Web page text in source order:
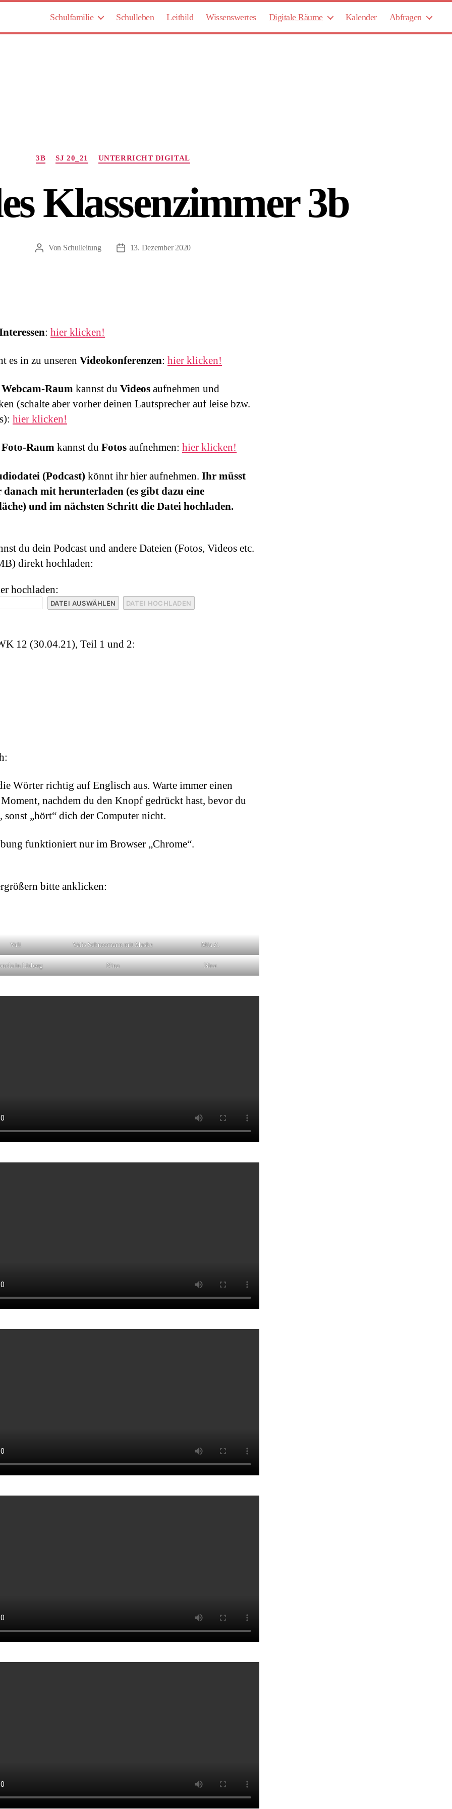
Schulfamilie Schulleben Leitbild Wissenswertes Digitale Räume Kalender Abfragen
Kategorien
3B SJ 20_21 UNTERRICHT DIGITAL
Klassenzimmer 3b
Beitragsautor
Von Schulleitung Beitragsdatum
13. Dezember 2020
: hier klicken!
es in zu unseren Videokonferenzen: hier klicken!
Webcam-Raum kannst du Videos aufnehmen und
(schalte aber vorher deinen Lautsprecher auf leise bzw.
hier klicken!
Foto-Raum kannst du Fotos aufnehmen: hier klicken!
(Podcast) könnt ihr hier aufnehmen. Ihr müsst
danach mit herunterladen (es gibt dazu eine
und im nächsten Schritt die Datei hochladen.
du dein Podcast und andere Dateien (Fotos, Videos etc.
direkt hochladen:
hochladen:
12 (30.04.21), Teil 1 und 2:
Wörter richtig auf Englisch aus. Warte immer einen
nachdem du den Knopf gedrückt hast, bevor du
sonst „hört“ dich der Computer nicht.
funktioniert nur im Browser „Chrome“.
bitte anklicken:
Vali Valis Schneemann mit Maske Mia Z.
in Lisberg Nina Nina